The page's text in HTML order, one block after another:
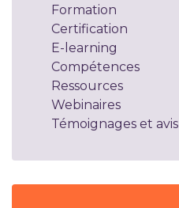
Formation
Certification
E-learning
Compétences
Ressources
Webinaires
Témoignages et avis